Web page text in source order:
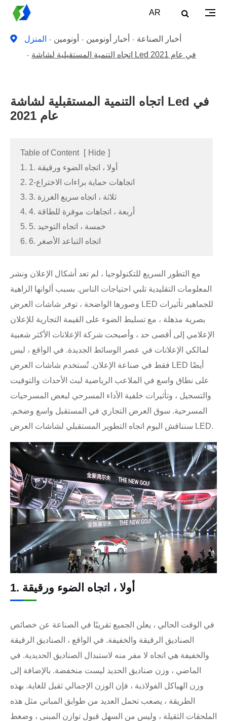
AR
المنزل أونومين أخبار أونومين
أخبار الصناعة
اتجاه التنمية المستقبلية لشاشة Led في عام 2021
اتجاه التنمية المستقبلية لشاشة Led في
عام 2021
Table of Content Hide
1. 1. أولا ، اتجاه الضوء ورقيقة
2. 2-اتجاهات حماية براءات الاختراع
3. 3. ثلاثة ، اتجاه سريع الغرزة
4. 4. أربعة ، اتجاهات موفرة للطاقة
5. 5. خمسة ، اتجاه التوحيد
6. 6. اتجاه التباعد الأصغر
مع التطور السريع للتكنولوجيا ، لم تعد أشكال الإعلان ونشر
المعلومات التقليدية تلبي احتياجات الناس. بسبب ألوانها الزاهية
وصورها الواضحة ، توفر شاشات العرض LED للجماهير تأثيرات
بصرية مذهلة ، مع تسليط الضوء على القيمة التجارية للإعلان
الإعلامي إلى أقصى حد ، وأصبحت شركة الإعلانات الأكثر شعبية
لمالكي الإعلانات في عصر الوسائط الجديدة. في الواقع ، ليس
فقط في صناعة الإعلان. تُستخدم شاشات العرض LED أيضًا
على نطاق واسع في الملاعب الرياضية لبث الأحداث والتوقيت
والتسجيل ، وتأثيرات خلفية الأداء المسرحي لبعض المسرحيات
المسرحية. سوق العرض التجاري في المستقبل واسع وضخم.
سنناقش اليوم اتجاه التطوير المستقبلي لشاشات العرض LED.
1. أولا ، اتجاه الضوء ورقيقة
في الوقت الحالي ، يعلن الجميع تقريبًا في الصناعة عن خصائص
الصناديق الرقيقة والخفيفة. في الواقع ، الصناديق الرقيقة
والخفيفة هي اتجاه لا مفر منه لاستبدال الصناديق الحديدية. في
الماضي ، وزن صناديق الحديد ليست منخفضة. بالإضافة إلى
وزن الهياكل الفولاذية ، فإن الوزن الإجمالي ثقيل للغاية. بهذه
الطريقة ، يصعب تحمل العديد من طوابق المباني مثل هذه
الملحقات الثقيلة ، وليس من السهل قبول توازن المبنى ، وضغط